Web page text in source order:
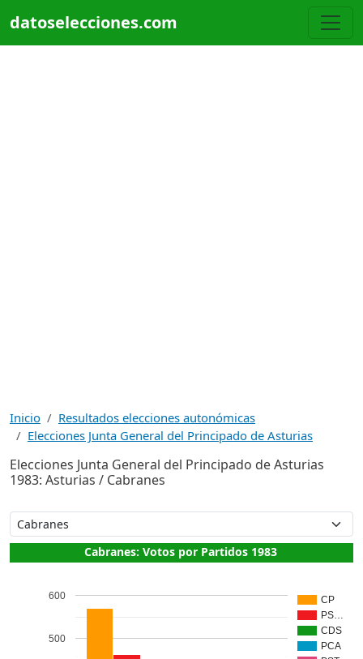
datoselecciones.com
Inicio
Resultados elecciones autonómicas
Elecciones Junta General del Principado de Asturias
Elecciones Junta General del Principado de Asturias
1983: Asturias / Cabranes
Cabranes: Votos por Partidos 1983
CP
PS…
CDS
PCA
500
600